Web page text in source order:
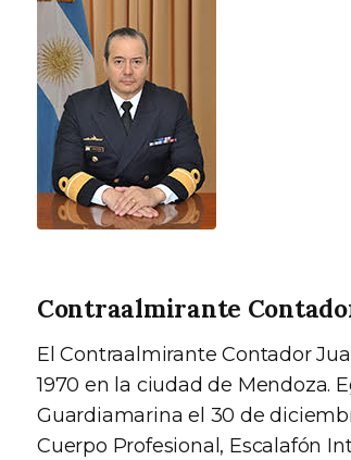
Contraalmirante
El Contraalmirante Contador
1970 en la ciudad de Mendoza.
Guardiamarina el 30 de
Cuerpo Profesional, Escalafón